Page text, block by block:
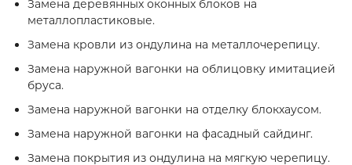
Замена деревянных оконных блоков на
металлопластиковые.
Замена кровли из ондулина на металлочерепицу.
Замена наружной вагонки на облицовку имитацией
бруса.
Замена наружной вагонки на отделку блокхаусом.
Замена наружной вагонки на фасадный сайдинг.
Замена покрытия из ондулина на мягкую черепицу.